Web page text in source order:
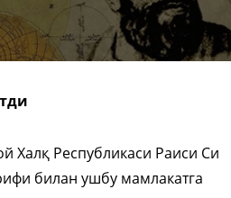
Халқ Республикаси Раиси Си
билан ушбу мамлакатга